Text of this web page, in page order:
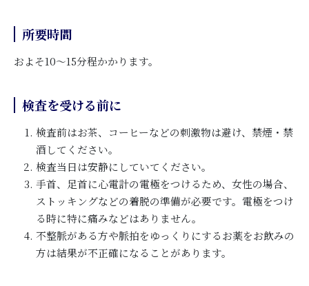
所要時間
およそ10～15分程かかります。
検査を受ける前に
検査前はお茶、コーヒーなどの刺激物は避け、禁煙・禁
酒してください。
検査当日は安静にしていてください。
手首、足首に心電計の電極をつけるため、女性の場合、
ストッキングなどの着脱の準備が必要です。電極をつけ
る時に特に痛みなどはありません。
不整脈がある方や脈拍をゆっくりにするお薬をお飲みの
方は結果が不正確になることがあります。